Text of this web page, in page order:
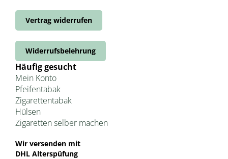
Vertrag widerrufen
Widerrufsbelehrung
Häufig gesucht
Mein Konto
Pfeifentabak
Zigarettentabak
Hülsen
Zigaretten selber machen
Wir versenden mit
DHL Alterspüfung